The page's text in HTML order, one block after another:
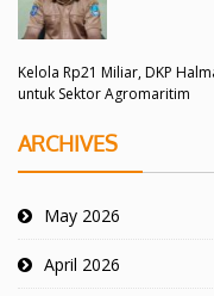
Kelola Rp21 Miliar, DKP
untuk Sektor Agromaritim
ARCHIVES
May 2026
April 2026